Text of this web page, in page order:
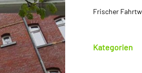
Frischer
Kategorien